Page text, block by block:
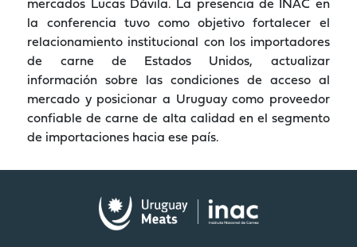
mercados Lucas Dávila. La presencia de INAC en
la conferencia tuvo como objetivo fortalecer el
relacionamiento institucional con los importadores
de carne de Estados Unidos, actualizar
información sobre las condiciones de acceso al
mercado y posicionar a Uruguay como proveedor
confiable de carne de alta calidad en el segmento
de importaciones hacia ese país.